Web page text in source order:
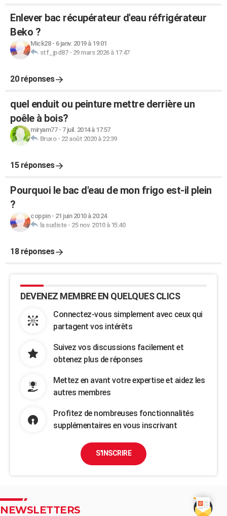
Enlever bac récupérateur d'eau réfrigérateur
Beko ?
Mick28- 6 janv. 2019 à 19:01
stf_jpd87- 29 mars 2026 à 17:47
20 réponses
quel enduit ou peinture mettre derrière un
poêle à bois?
miryam77- 7 juil. 2014 à 17:57
Bruxo- 22 août 2020 à 22:39
15 réponses
Pourquoi le bac d'eau de mon frigo est-il plein
?
coppin- 21 juin 2010 à 20:24
la sudiste- 25 nov. 2010 à 15:40
18 réponses
DEVENEZ MEMBRE EN QUELQUES CLICS
Connectez-vous simplement avec ceux qui
partagent vos intérêts
Suivez vos discussions facilement et
obtenez plus de réponses
Mettez en avant votre expertise et aidez les
autres membres
Profitez de nombreuses fonctionnalités
supplémentaires en vous inscrivant
S'INSCRIRE
NEWSLETTERS